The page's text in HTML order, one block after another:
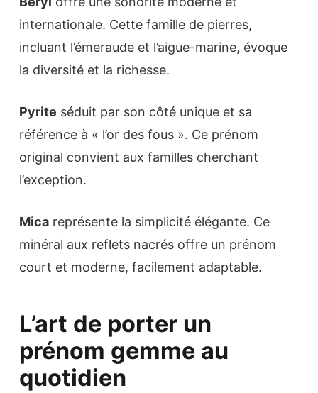
internationale. Cette famille de pierres,
incluant l’émeraude et l’aigue-marine, évoque
la diversité et la richesse.
Pyrite séduit par son côté unique et sa
référence à « l’or des fous ». Ce prénom
original convient aux familles cherchant
l’exception.
Mica représente la simplicité élégante. Ce
minéral aux reflets nacrés offre un prénom
court et moderne, facilement adaptable.
L’art de porter un
prénom gemme au
quotidien